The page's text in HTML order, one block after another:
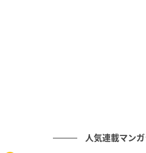
anten/
人気連載マン